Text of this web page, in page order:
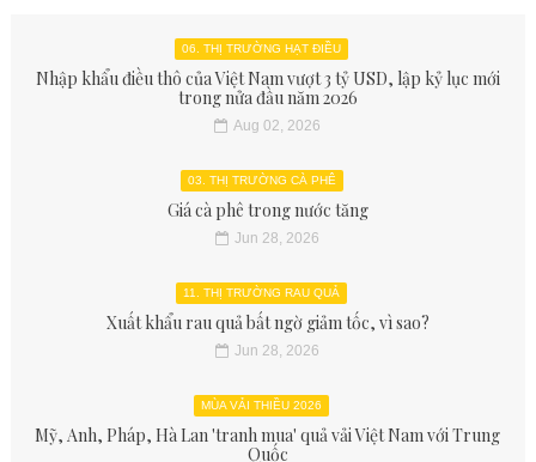
06. THỊ TRƯỜNG HẠT ĐIỀU
Nhập khẩu điều thô của Việt Nam vượt 3 tỷ USD, lập kỷ lục mới
trong nửa đầu năm 2026
Aug 02, 2026
03. THỊ TRƯỜNG CÀ PHÊ
Giá cà phê trong nước tăng
Jun 28, 2026
11. THỊ TRƯỜNG RAU QUẢ
Xuất khẩu rau quả bất ngờ giảm tốc, vì sao?
Jun 28, 2026
MÙA VẢI THIỀU 2026
Mỹ, Anh, Pháp, Hà Lan 'tranh mua' quả vải Việt Nam với Trung
Quốc